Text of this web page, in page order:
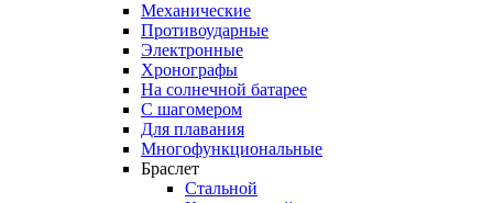
Механические
Противоударные
Электронные
Хронографы
На солнечной батарее
С шагомером
Для плавания
Многофункциональные
Браслет
Стальной